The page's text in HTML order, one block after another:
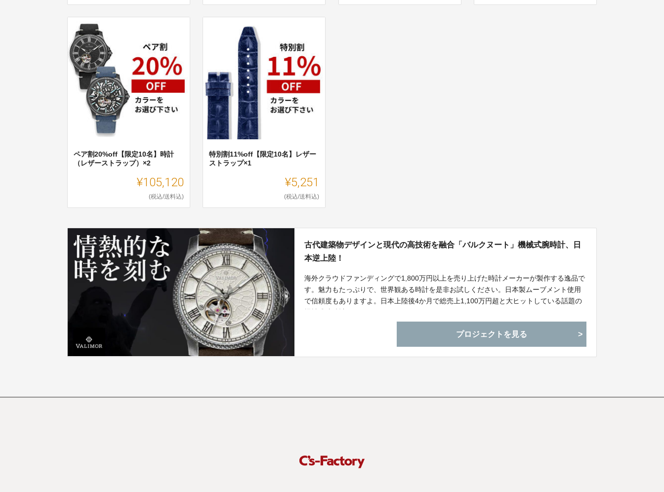
ペア割20%off【限定10名】時計
（レザーストラップ）×2
¥105,120
(税込/送料込)
特別割11%off【限定10名】レザー
ストラップ×1
¥5,251
(税込/送料込)
古代建築物デザインと現代の高技術を融合「バルクヌート」機械式腕時計、日
本逆上陸！
海外クラウドファンディングで1,800万円以上を売り上げた時計メーカーが製作する逸品で
す。魅力もたっぷりで、世界観ある時計を是非お試しください。日本製ムーブメント使用
で信頼度もありますよ。日本上陸後4か月で総売上1,100万円超と大ヒットしている話題の
プロジェクトを見る